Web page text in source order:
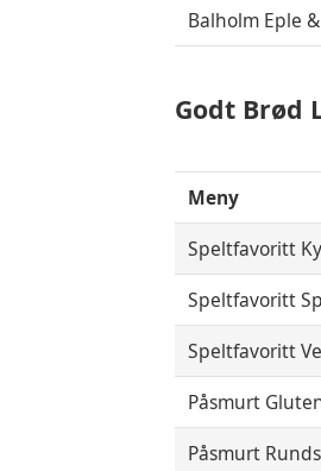
Balholm Eple
Godt Brød
Meny
Speltfavoritt
Speltfavoritt
Speltfavoritt
Påsmurt
Påsmurt